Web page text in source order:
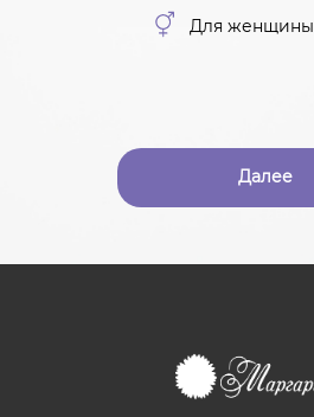
Для женщины
Далее